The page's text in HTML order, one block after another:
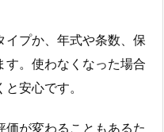
イプか、年式や条数、保
す。使わなくなった場合
安心です。
が変わることもあるた